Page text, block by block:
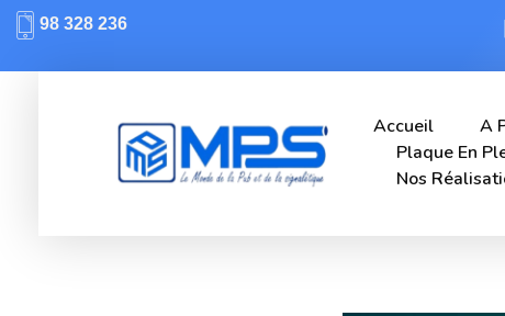
98 328 236
Accueil A
Plaque En
Nos